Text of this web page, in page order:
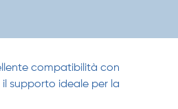
compatibilità con
supporto ideale per la